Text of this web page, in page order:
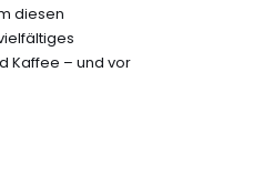
diesen
Kaffee – und vor